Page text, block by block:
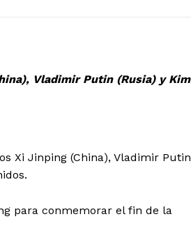
Vladimir Putin (Rusia) y Kim
Xi Jinping (China), Vladimir Putin
para conmemorar el fin de la